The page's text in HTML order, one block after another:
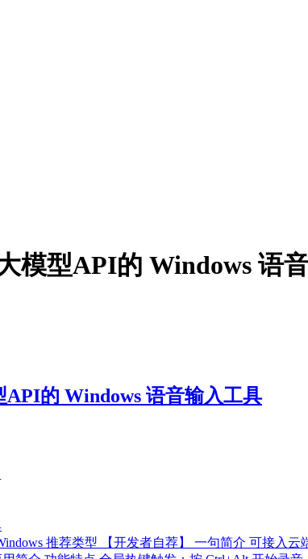
模型API的 Windows 语
的 Windows 语音输入工具
推荐类型 【开发者自荐】 一句简介 可接入